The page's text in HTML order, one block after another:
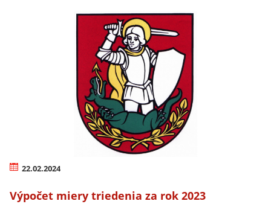
22.02.2024
Výpočet miery triedenia za rok 2023